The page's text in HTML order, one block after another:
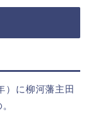
）に柳河藩主田